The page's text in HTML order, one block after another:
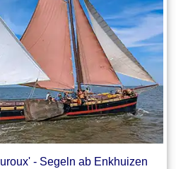
- Segeln ab Enkhuizen